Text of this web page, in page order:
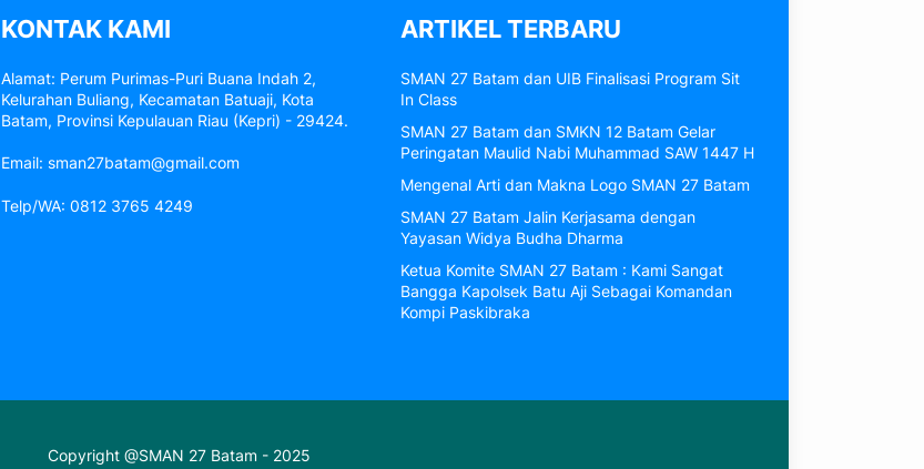
KONTAK KAMI
Alamat: Perum Purimas-Puri Buana Indah 2,
Kelurahan Buliang, Kecamatan Batuaji, Kota
Batam, Provinsi Kepulauan Riau (Kepri) - 29424.
Email: sman27batam@gmail.com
Telp/WA: 0812 3765 4249
ARTIKEL TERBARU
SMAN 27 Batam dan UIB Finalisasi Program Sit
In Class
SMAN 27 Batam dan SMKN 12 Batam Gelar
Peringatan Maulid Nabi Muhammad SAW 1447 H
Mengenal Arti dan Makna Logo SMAN 27 Batam
SMAN 27 Batam Jalin Kerjasama dengan
Yayasan Widya Budha Dharma
Ketua Komite SMAN 27 Batam : Kami Sangat
Bangga Kapolsek Batu Aji Sebagai Komandan
Kompi Paskibraka
Copyright @SMAN 27 Batam - 2025